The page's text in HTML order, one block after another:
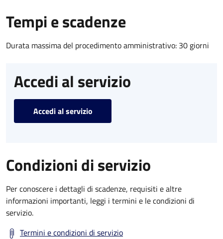
Tempi e scadenze
Durata massima del procedimento amministrativo: 30 giorni
Accedi al servizio
Accedi al servizio
Condizioni di servizio
Per conoscere i dettagli di scadenze, requisiti e altre
informazioni importanti, leggi i termini e le condizioni di
servizio.
Termini e condizioni di servizio